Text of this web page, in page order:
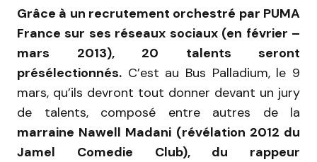
Grâce à un recrutement orchestré par PUMA
France sur ses réseaux sociaux (en février –
mars 2013), 20 talents seront
présélectionnés. C’est au Bus Palladium, le 9
mars, qu’ils devront tout donner devant un jury
de talents, composé entre autres de la
marraine Nawell Madani (révélation 2012 du
Jamel Comedie Club), du rappeur